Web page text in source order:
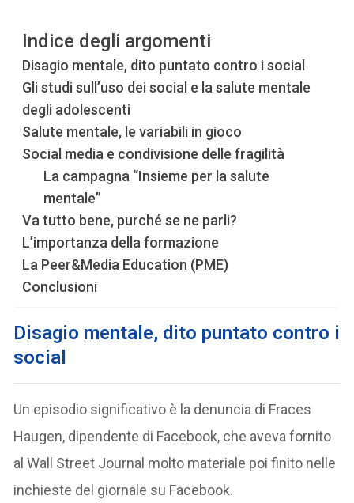
Indice degli argomenti
Disagio mentale, dito puntato contro i social
Gli studi sull’uso dei social e la salute mentale
degli adolescenti
Salute mentale, le variabili in gioco
Social media e condivisione delle fragilità
La campagna “Insieme per la salute
mentale”
Va tutto bene, purché se ne parli?
L’importanza della formazione
La Peer&Media Education (PME)
Conclusioni
Disagio mentale, dito puntato contro i
social
Un episodio significativo è la denuncia di Fraces
Haugen, dipendente di Facebook, che aveva fornito
al Wall Street Journal molto materiale poi finito nelle
inchieste del giornale su Facebook.